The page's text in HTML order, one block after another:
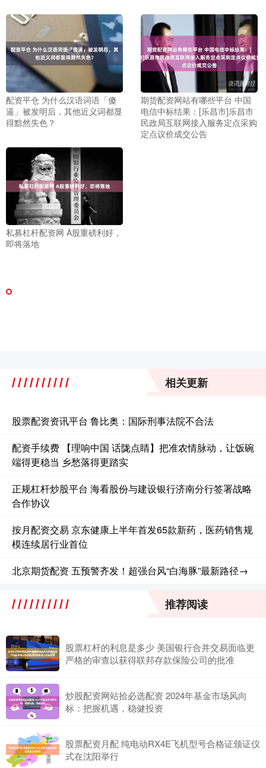
配资平仓 为什么汉语词语「傻
逼」被发明后，其他近义词都显
得黯然失色？
期货配资网站有哪些平台 中国
电信中标结果：[乐昌市]乐昌市
民政局互联网接入服务定点采购
定点议价成交公告
私募杠杆配资网 A股重磅利好，
即将落地
相关更新
股票配资资讯平台 鲁比奥：国际刑事法院不合法
配资手续费 【理响中国 话陇点睛】把准农情脉动，让饭碗
端得更稳当 乡愁落得更踏实
正规杠杆炒股平台 海看股份与建设银行济南分行签署战略
合作协议
按月配资交易 京东健康上半年首发65款新药，医药销售规
模连续居行业首位
北京期货配资 五预警齐发！超强台风“白海豚”最新路径→
推荐阅读
股票杠杆的利息是多少 美国银行合并交易面临更
严格的审查以获得联邦存款保险公司的批准
炒股配资网站拾必选配资 2024年基金市场风向
标：把握机遇，稳健投资
股票配资月配 纯电动RX4E飞机型号合格证颁证仪
式在沈阳举行